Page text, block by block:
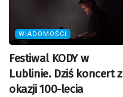
WIADOMOŚCI
Festiwal KODY w
Lublinie. Dziś koncert z
okazji 100-lecia